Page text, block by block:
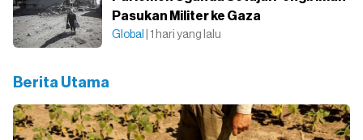
Pasukan Militer ke Gaza
Global | 1 hari yang lalu
Berita Utama